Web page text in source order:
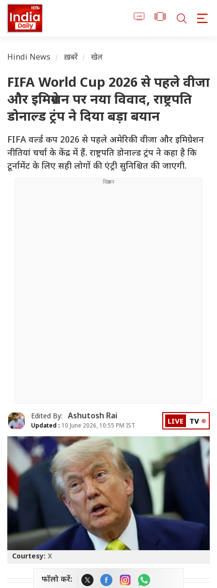
Hindi News ख़बरें खेल
FIFA World Cup 2026 से पहले वीजा
और इमिग्रेशन पर नया विवाद, राष्ट्रपति
डोनाल्ड ट्रंप ने दिया बड़ा बयान
FIFA वर्ल्ड कप 2026 से पहले अमेरिकी वीजा और इमिग्रेशन
नीतियां चर्चा के केंद्र में हैं. राष्ट्रपति डोनाल्ड ट्रंप ने कहा है कि
टूर्नामेंट के लिए सही लोगों की एंट्री सुनिश्चित की जाएगी.
Edited By: Ashutosh Rai
Updated : 10 June 2026, 10:55 PM IST LIVE TV
Courtesy: X
फॉलो करें: